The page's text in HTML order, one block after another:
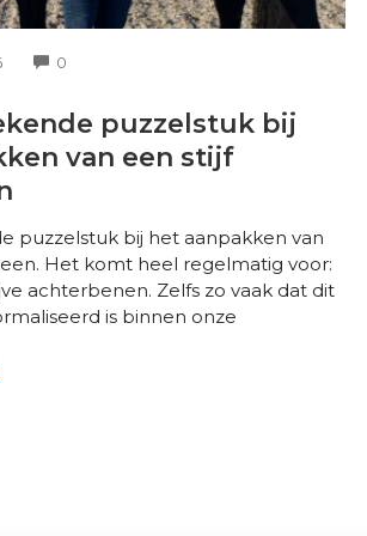
0
puzzelstuk bij
van een stijf
puzzelstuk bij het aanpakken van
Het komt heel regelmatig voor:
achterbenen. Zelfs zo vaak dat dit
is binnen onze